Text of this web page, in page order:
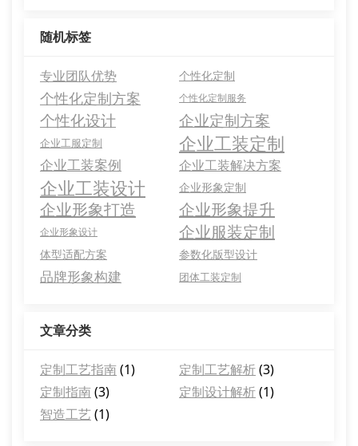
随机标签
专业团队优势 个性化定制
个性化定制方案 个性化定制服务
个性化设计 企业定制方案
企业工服定制 企业工装定制
企业工装案例 企业工装解决方案
企业工装设计 企业形象定制
企业形象打造 企业形象提升
企业形象设计 企业服装定制
体型适配方案 参数化版型设计
品牌形象构建 团体工装定制
文章分类
定制工艺指南(1) 定制工艺解析(3)
定制指南(3) 定制设计解析(1)
智造工艺(1)